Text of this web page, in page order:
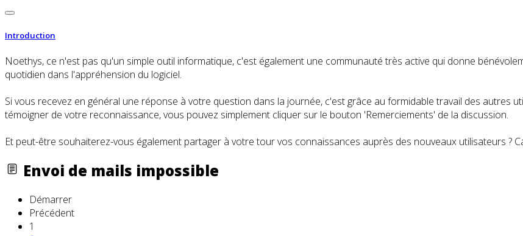
Introduction
Noethys, ce n'est pas qu'un simple outil informatique, c'est également une communauté très active qui donne
quotidien dans l'appréhension du logiciel.
Si vous recevez en général une réponse à votre question dans la journée, c'est grâce au formidable travail des autres
témoigner de votre reconnaissance, vous pouvez simplement cliquer sur le bouton 'Remerciements' de la discussion.
Et peut-être souhaiterez-vous également partager à votre tour vos connaissances auprès des nouveaux utilisateurs ?
Envoi de mails impossible
Démarrer
Précédent
1